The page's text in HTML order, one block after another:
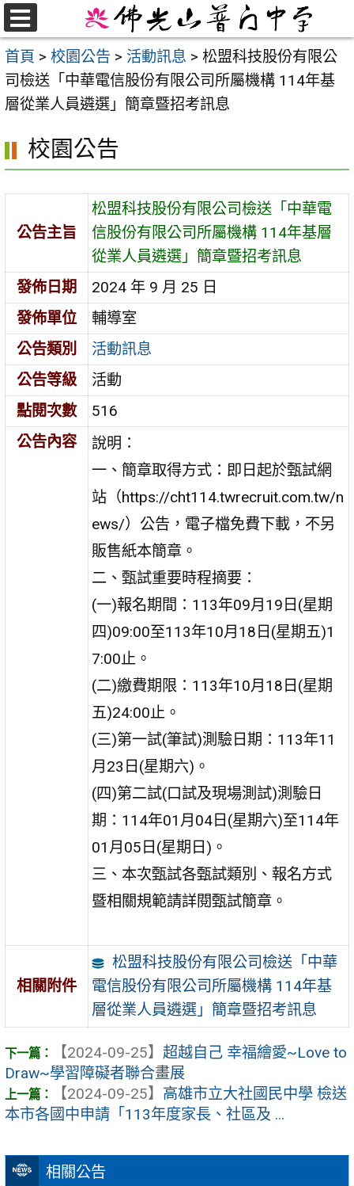
跳
至
主
要
內
首頁 > 校園公告 > 活動訊息 > 松盟科技股份有限公
司檢送「中華電信股份有限公司所屬機構 114年基
層從業人員遴選」簡章暨招考訊息
相關公告
校園公告
公告主旨
松盟科技股份有限公司檢送「中華電
信股份有限公司所屬機構 114年基層
從業人員遴選」簡章暨招考訊息
發佈日期
2024 年 9 月 25 日
發佈單位
輔導室
公告類別
活動訊息
公告等級
活動
點閱次數
516
公告內容
說明：
一、簡章取得方式：即日起於甄試網
站（https://cht114.twrecruit.com.tw/n
ews/）公告，電子檔免費下載，不另
販售紙本簡章。
二、甄試重要時程摘要：
(一)報名期間：113年09月19日(星期
四)09:00至113年10月18日(星期五)1
7:00止。
(二)繳費期限：113年10月18日(星期
五)24:00止。
(三)第一試(筆試)測驗日期：113年11
月23日(星期六)。
(四)第二試(口試及現場測試)測驗日
期：114年01月04日(星期六)至114年
01月05日(星期日)。
三、本次甄試各甄試類別、報名方式
暨相關規範請詳閱甄試簡章。
相關附件
松盟科技股份有限公司檢送「中華
電信股份有限公司所屬機構 114年基
層從業人員遴選」簡章暨招考訊息
【2024-09-25】 超越自己 幸福繪愛~Love to
Draw~學習障礙者聯合畫展
【2024-09-25】 高雄市立大社國民中學 檢送
本市各國中申請「113年度家長、社區及 ...
選
單